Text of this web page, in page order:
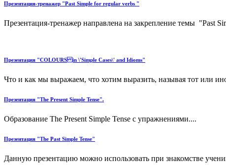
Презентация-тренажер "Past Simple for regular verbs "
Презентация-тренажер направлена на закрепление темы "Past
Презентация "COLOURS in \'Simple Cases\' and Idioms"
Что и как мы выражаем, что хотим выразить, называя тот или
Презентация "The Present Simple Tense".
Образование The Present Simple Tense с упражнениями....
Презентация "The Past Simple Tense"
Данную презентацию можно использовать при знакомстве